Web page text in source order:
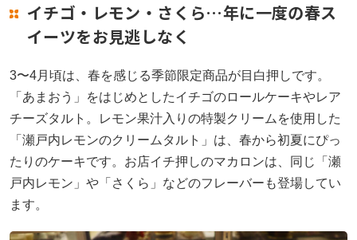
イチゴ・レモン・さくら…年に一度の春ス
イーツをお見逃しなく
3〜4月頃は、春を感じる季節限定商品が目白押しです。
「あまおう」をはじめとしたイチゴのロールケーキやレア
チーズタルト。レモン果汁入りの特製クリームを使用した
「瀬戸内レモンのクリームタルト」は、春から初夏にぴっ
たりのケーキです。お店イチ押しのマカロンは、同じ「瀬
戸内レモン」や「さくら」などのフレーバーも登場してい
ます。